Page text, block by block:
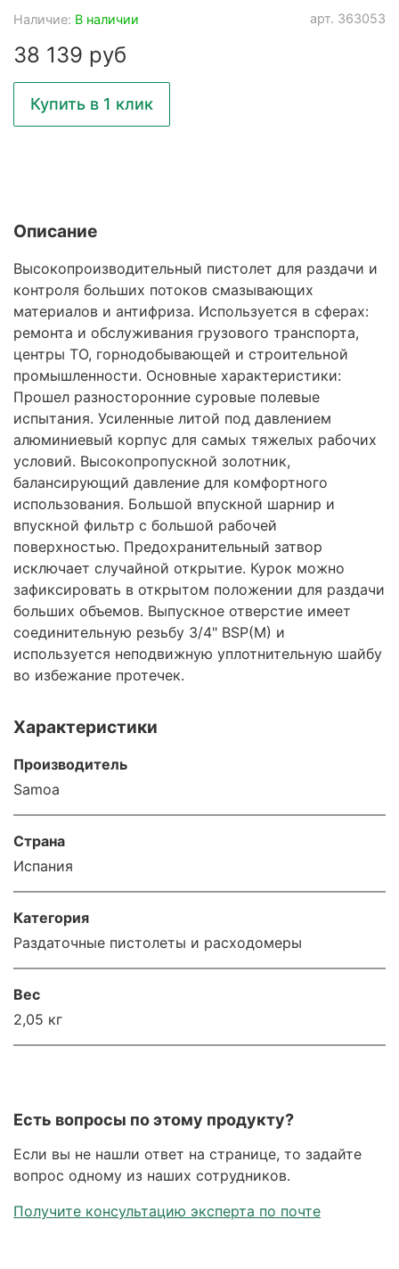
арт. 363053
Наличие: В наличии
38 139 руб
Купить в 1 клик
Описание
Высокопроизводительный пистолет для раздачи и
контроля больших потоков смазывающих
материалов и антифриза. Используется в сферах:
ремонта и обслуживания грузового транспорта,
центры ТО, горнодобывающей и строительной
промышленности. Основные характеристики:
Прошел разносторонние суровые полевые
испытания. Усиленные литой под давлением
алюминиевый корпус для самых тяжелых рабочих
условий. Высокопропускной золотник,
балансирующий давление для комфортного
использования. Большой впускной шарнир и
впускной фильтр с большой рабочей
поверхностью. Предохранительный затвор
исключает случайной открытие. Курок можно
зафиксировать в открытом положении для раздачи
больших объемов. Выпускное отверстие имеет
соединительную резьбу 3/4" BSP(M) и
используется неподвижную уплотнительную шайбу
во избежание протечек.
Характеристики
Производитель
Samoa
Страна
Испания
Категория
Раздаточные пистолеты и расходомеры
Вес
2,05 кг
Есть вопросы по этому продукту?
Если вы не нашли ответ на странице, то задайте
вопрос одному из наших сотрудников.
Получите консультацию эксперта по почте